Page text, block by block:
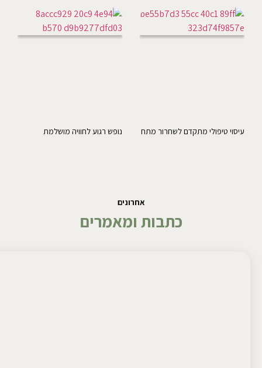
עיסוי טיפולי מתקדם לשחרור מתח נופש רגוע לחוויה מושלמת
אחרונים
כתבות ומאמרים